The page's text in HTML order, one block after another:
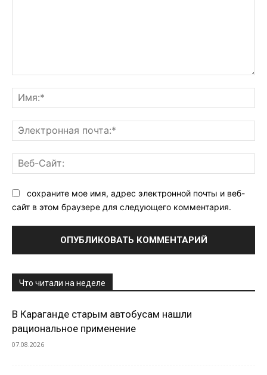
сохраните мое имя, адрес электронной почты и веб-
сайт в этом браузере для следующего комментария.
Что читали на неделе
В Караганде старым автобусам нашли
рациональное применение
07.08.2026